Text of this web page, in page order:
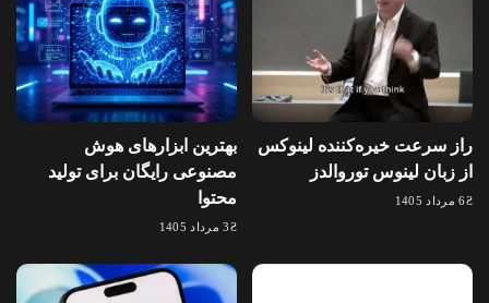
راز سرعت خیره‌کننده لینوکس
از زبان لینوس توروالدز
6 مرداد 1405
بهترین ابزارهای هوش
مصنوعی رایگان برای تولید
محتوا
3 مرداد 1405